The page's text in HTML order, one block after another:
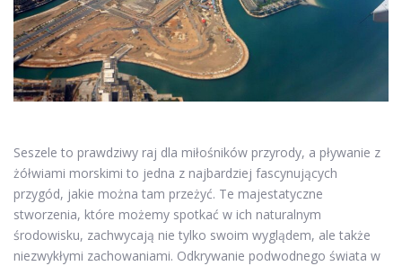
Seszele to prawdziwy raj dla miłośników przyrody, a pływanie z
żółwiami morskimi to jedna z najbardziej fascynujących
przygód, jakie można tam przeżyć. Te majestatyczne
stworzenia, które możemy spotkać w ich naturalnym
środowisku, zachwycają nie tylko swoim wyglądem, ale także
niezwykłymi zachowaniami. Odkrywanie podwodnego świata w